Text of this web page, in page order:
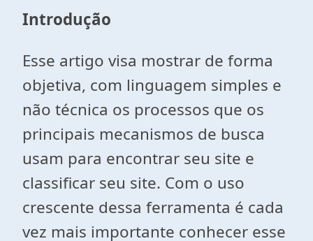
Introdução
Esse artigo visa mostrar de forma
objetiva, com linguagem simples e
não técnica os processos que os
principais mecanismos de busca
usam para encontrar seu site e
classificar seu site. Com o uso
crescente dessa ferramenta é cada
vez mais importante conhecer esse